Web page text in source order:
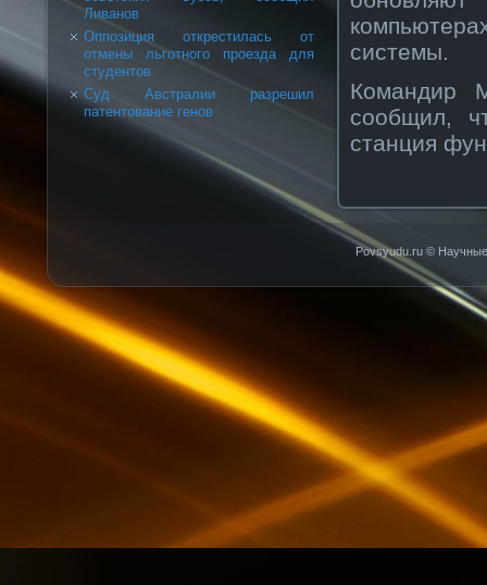
Ливанов
Оппозиция открестилась от
отмены льготного проезда для
студентов
Суд Австралии разрешил
патентование генов
системы.
Командир
сοобщил,
станция
Povsyudu.ru © Научные